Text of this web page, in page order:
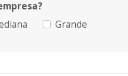
Grande